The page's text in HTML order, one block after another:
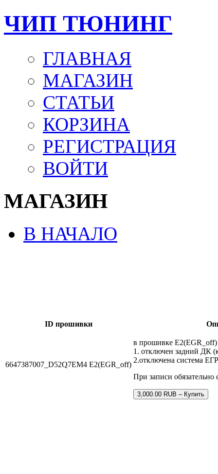
ЧИП ТЮНИНГ
ГЛАВНАЯ
МАГАЗИН
СТАТЬИ
КОРЗИНА
РЕГИСТРАЦИЯ
ВОЙТИ
МАГАЗИН
В НАЧАЛО
ID прошивки
6647387007_D52Q7EM4 E2(EGR_off)
в прошивке
1. отключен задний ДК
2.отключена система
При записи
3,000.00 RUB – Купить